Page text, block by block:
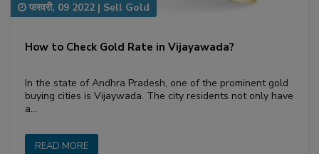
How to Check Gold Rate in Vijayawada?
फरवरी, 09 2022 | Sell Gold
In the state of Andhra Pradesh, one of the prominent gold
buying cities is Vijaywada. The city residents not only have
a…
READ MORE